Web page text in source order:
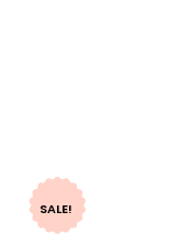
SALE!